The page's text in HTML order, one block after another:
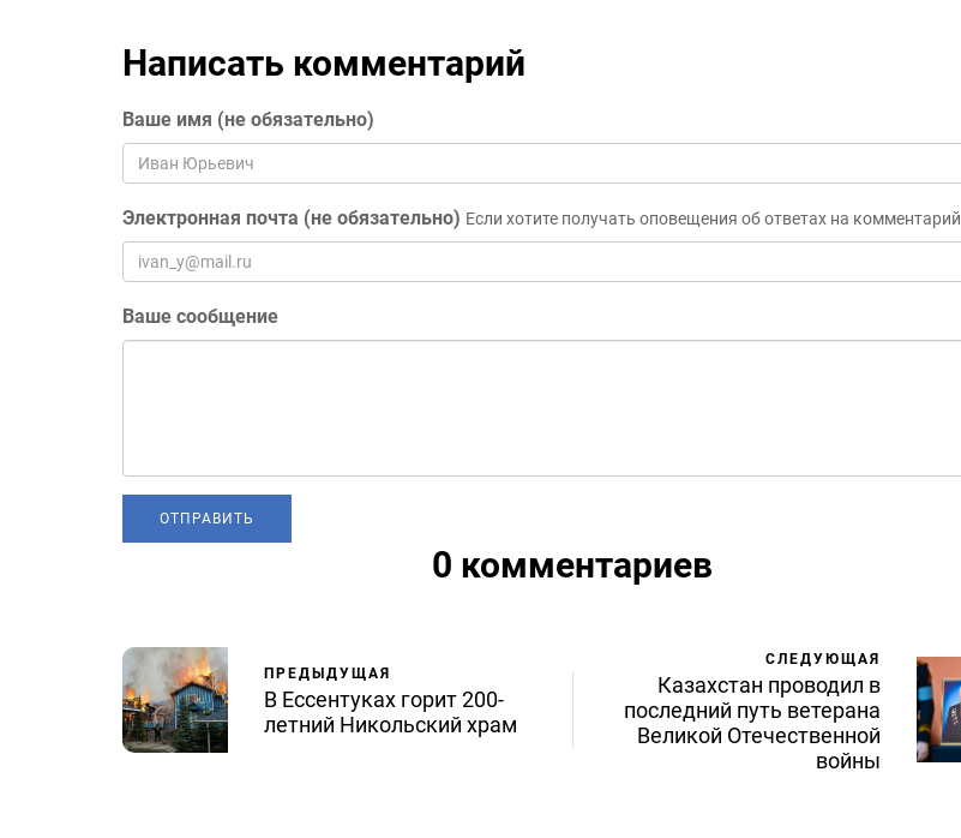
Написать комментарий
Ваше имя (не обязательно)
Электронная почта (не обязательно) Если хотите получать оповещения об ответах на комментарий
Ваше сообщение
0 комментариев
ПРЕДЫДУЩАЯ
В Ессентуках горит 200-
летний Никольский храм
СЛЕДУЮЩАЯ
Казахстан проводил в
последний путь ветерана
Великой Отечественной
войны